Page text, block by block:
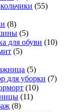
(55)
(8)
(5)
для обуви (10)
(5)
(5)
для уборки (7)
(10)
(11)
(8)